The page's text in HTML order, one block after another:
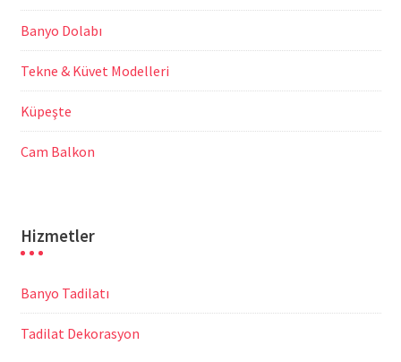
Banyo Dolabı
Tekne & Küvet Modelleri
Küpeşte
Cam Balkon
Hizmetler
Banyo Tadilatı
Tadilat Dekorasyon